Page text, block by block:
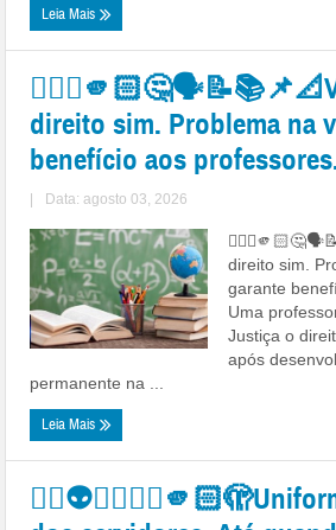
Leia Mais
direito sim. Problema na
benefício aos
Data: agosto 03, 2026
direito sim.
garante
Uma
Justiça o
após
permanente na ...
Leia Mais